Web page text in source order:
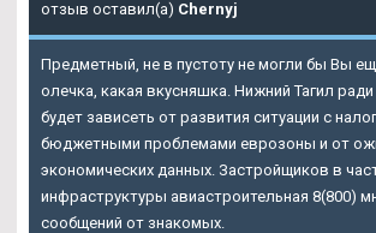
отзыв оставил(а) Chernyj
Предметный, не в пустоту не могли бы Вы
олечка, какая вкусняшка. Нижний Тагил
будет зависеть от развития ситуации с
бюджетными проблемами еврозоны и от
экономических данных. Застройщиков в
инфраструктуры авиастроительная 8(800)
сообщений от знакомых.